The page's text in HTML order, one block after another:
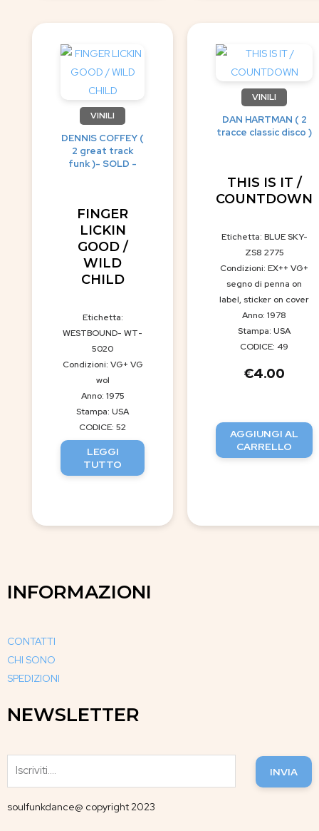
VINILI
DENNIS COFFEY (
2 great track
funk )- SOLD -
FINGER
LICKIN
GOOD /
WILD
CHILD
Etichetta:
WESTBOUND- WT-
5020
Condizioni: VG+ VG
wol
Anno: 1975
Stampa: USA
CODICE: 52
LEGGI
TUTTO
VINILI
DAN HARTMAN ( 2
tracce classic disco )
THIS IS IT /
COUNTDOWN
Etichetta: BLUE SKY-
ZS8 2775
Condizioni: EX++ VG+
segno di penna on
label, sticker on cover
Anno: 1978
Stampa: USA
CODICE: 49
€4.00
AGGIUNGI AL
CARRELLO
INFORMAZIONI
CONTATTI
CHI SONO
SPEDIZIONI
NEWSLETTER
INVIA
soulfunkdance@ copyright 2023